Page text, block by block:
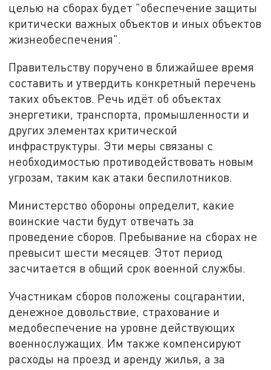
целью на сборах будет "обеспечение защиты
критически важных объектов и иных объектов
жизнеобеспечения".
Правительству поручено в ближайшее время
составить и утвердить конкретный перечень
таких объектов. Речь идёт об объектах
энергетики, транспорта, промышленности и
других элементах критической
инфраструктуры. Эти меры связаны с
необходимостью противодействовать новым
угрозам, таким как атаки беспилотников.
Министерство обороны определит, какие
воинские части будут отвечать за
проведение сборов. Пребывание на сборах не
превысит шести месяцев. Этот период
засчитается в общий срок военной службы.
Участникам сборов положены соцгарантии,
денежное довольствие, страхование и
медобеспечение на уровне действующих
военнослужащих. Им также компенсируют
расходы на проезд и аренду жилья, а за